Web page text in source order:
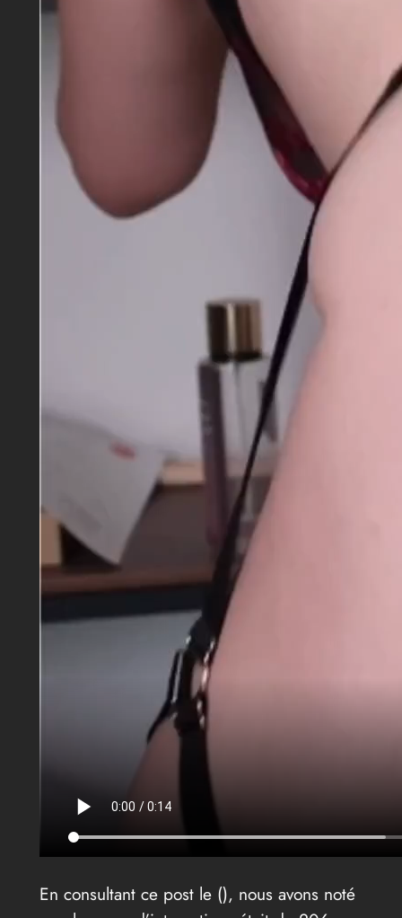
En consultant ce post le (), nous avons noté